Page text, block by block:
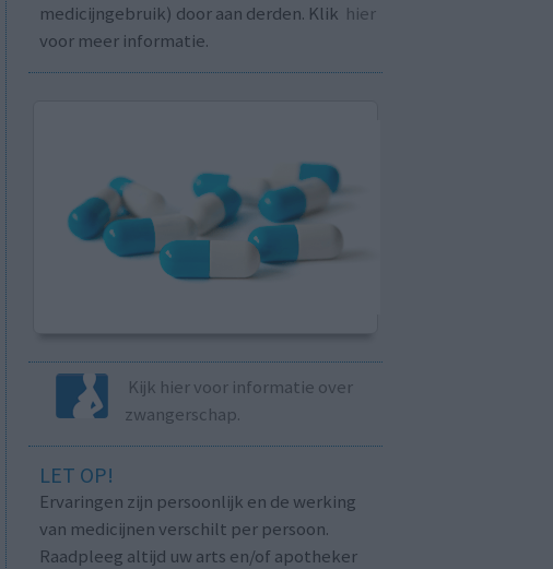
medicijngebruik) door aan derden. Klik hier
voor meer informatie.
Kijk hier voor informatie over
zwangerschap.
LET OP!
Ervaringen zijn persoonlijk en de werking
van medicijnen verschilt per persoon.
Raadpleeg altijd uw arts en/of apotheker